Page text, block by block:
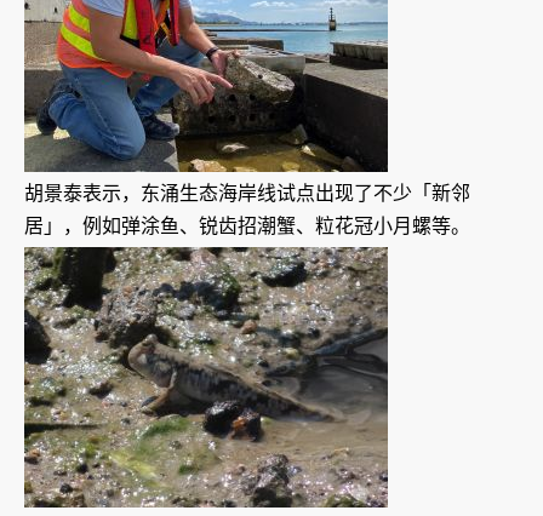
胡景泰表示，东涌生态海岸线试点出现了不少「新邻
居」，例如弹涂鱼、锐齿招潮蟹、粒花冠小月螺等。